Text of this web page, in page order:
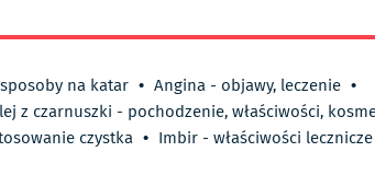
na katar • Angina - objawy, leczenie •
z czarnuszki - pochodzenie, właściwości,
czystka • Imbir - właściwości